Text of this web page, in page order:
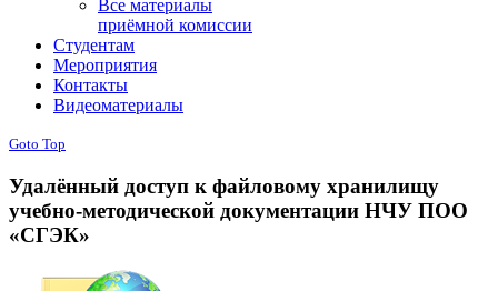
Все материалы
приёмной комиссии
Студентам
Мероприятия
Контакты
Видеоматериалы
Goto Top
Удалённый доступ к файловому хранилищу
учебно-методической документации НЧУ ПОО
«СГЭК»